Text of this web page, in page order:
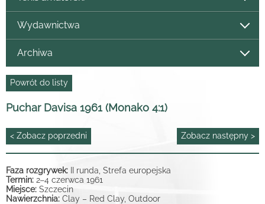
Wydawnictwa
Archiwa
Powrót do listy
Puchar Davisa 1961 (Monako 4:1)
< Zobacz poprzedni Zobacz następny >
Faza rozgrywek: II runda, Strefa europejska
Termin: 2–4 czerwca 1961
Miejsce: Szczecin
Nawierzchnia: Clay – Red Clay, Outdoor